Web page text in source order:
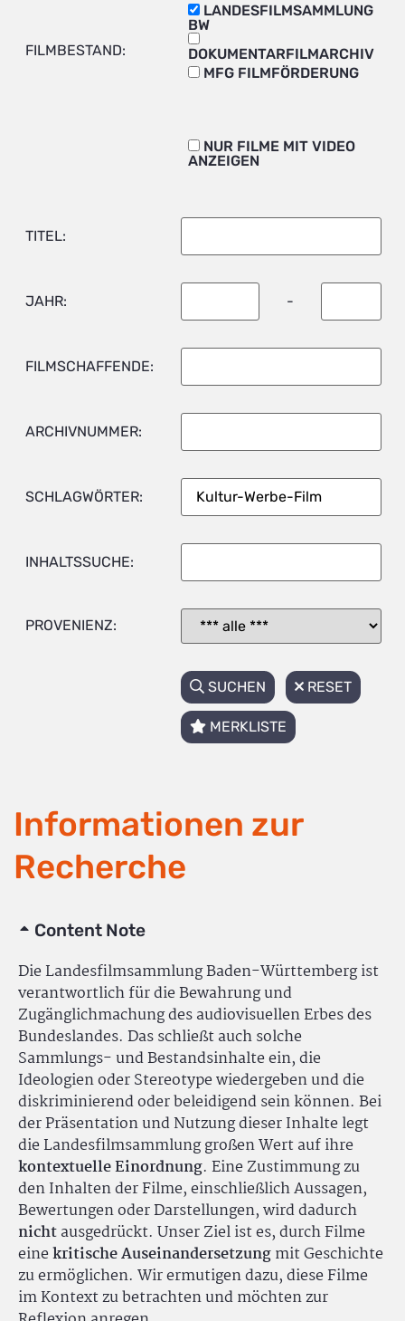
FILMBESTAND:
LANDESFILMSAMMLUNG
BW
DOKUMENTARFILMARCHIV
MFG FILMFÖRDERUNG
NUR FILME MIT VIDEO
ANZEIGEN
TITEL:
JAHR: -
FILMSCHAFFENDE:
ARCHIVNUMMER:
SCHLAGWÖRTER:
INHALTSSUCHE:
PROVENIENZ:
SUCHEN RESET
MERKLISTE
Informationen zur
Recherche
Content Note
Die Landesfilmsammlung Baden-Württemberg ist
verantwortlich für die Bewahrung und
Zugänglichmachung des audiovisuellen Erbes des
Bundeslandes. Das schließt auch solche
Sammlungs- und Bestandsinhalte ein, die
Ideologien oder Stereotype wiedergeben und die
diskriminierend oder beleidigend sein können. Bei
der Präsentation und Nutzung dieser Inhalte legt
die Landesfilmsammlung großen Wert auf ihre
kontextuelle Einordnung. Eine Zustimmung zu
den Inhalten der Filme, einschließlich Aussagen,
Bewertungen oder Darstellungen, wird dadurch
nichtausgedrückt. Unser Ziel ist es, durch Filme
einekritische Auseinandersetzungmit Geschichte
zu ermöglichen. Wir ermutigen dazu, diese Filme
im Kontext zu betrachten und möchten zur